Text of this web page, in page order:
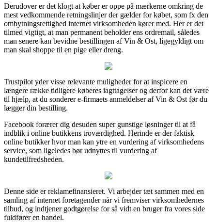
Derudover er det klogt at køber er oppe på mærkerne omkring de
mest vedkommende retningslinjer der gælder for købet, som fx den
ombytningsrettighed internet virksomheden kører med. Her er det
tilmed vigtigt, at man permanent beholder ens ordremail, således
man senere kan bevidne bestillingen af Vin & Ost, ligegyldigt om
man skal shoppe til en pige eller dreng.
Trustpilot yder visse relevante muligheder for at inspicere en
længere række tidligere køberes iagttagelser og derfor kan det være
til hjælp, at du sonderer e-firmaets anmeldelser af Vin & Ost før du
lægger din bestilling.
Facebook forærer dig desuden super gunstige løsninger til at få
indblik i online butikkens troværdighed. Herinde er der faktisk
online butikker hvor man kan ytre en vurdering af virksomhedens
service, som ligeledes bør udnyttes til vurdering af
kundetilfredsheden.
Denne side er reklamefinansieret. Vi arbejder tæt sammen med en
samling af internet foretagender når vi fremviser virksomhedernes
tilbud, og indtjener godtgørelse for så vidt en bruger fra vores side
fuldfører en handel.